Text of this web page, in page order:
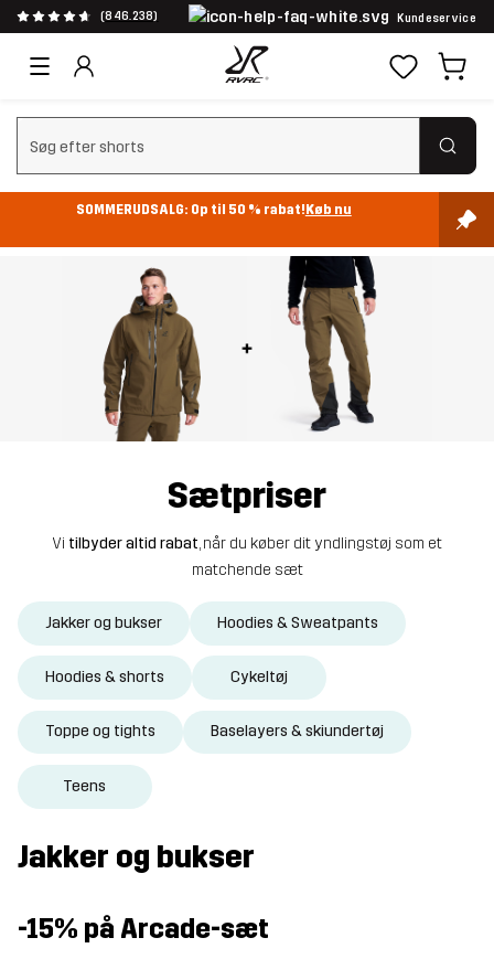
(846.238) Kundeservice
Ryd søgning
SOMMERUDSALG: Op til 50 % rabat!Køb nu
Sætpriser
Vi tilbyder altid rabat, når du køber dit yndlingstøj som et
matchende sæt
Jakker og bukser Hoodies & Sweatpants
Hoodies & shorts Cykeltøj
Toppe og tights Baselayers & skiundertøj
Teens
Jakker og bukser
-15% på Arcade-sæt